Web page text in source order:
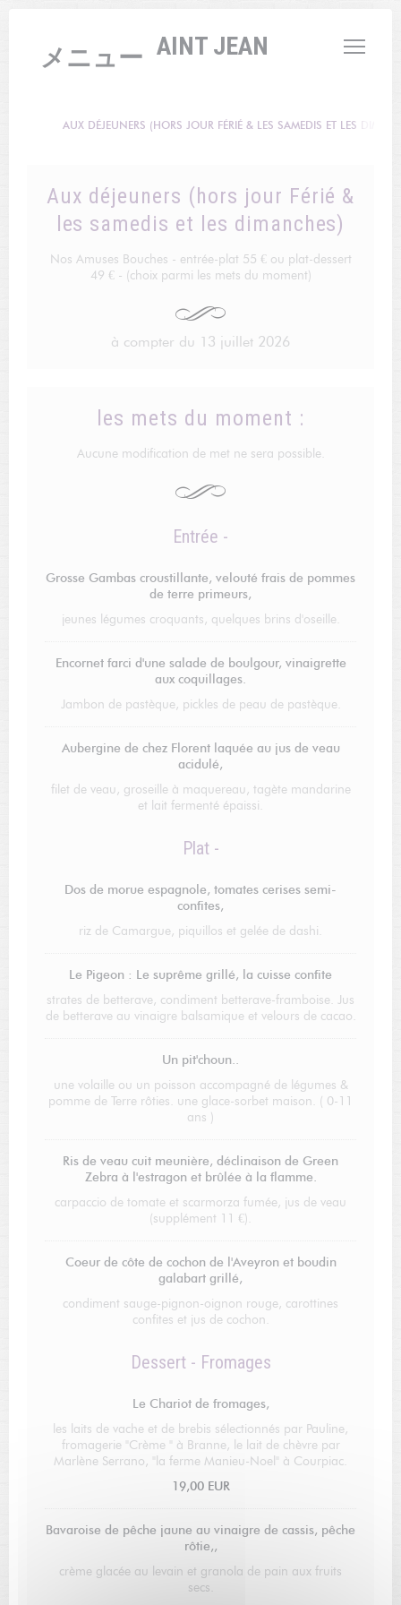
L'AUBERGE SAINT JEAN
メニュー
Aux déjeuners (hors jour Férié &
les samedis et les dimanches)
Nos Amuses Bouches - entrée-plat 55 € ou plat-dessert
49 € - (choix parmi les mets du moment)
à compter du 13 juillet 2026
les mets du moment :
Aucune modification de met ne sera possible.
Entrée -
Grosse Gambas croustillante, velouté frais de pommes
de terre primeurs,
jeunes légumes croquants, quelques brins d'oseille.
Encornet farci d'une salade de boulgour, vinaigrette
aux coquillages.
Jambon de pastèque, pickles de peau de pastèque.
Aubergine de chez Florent laquée au jus de veau
acidulé,
filet de veau, groseille à maquereau, tagète mandarine
et lait fermenté épaissi.
Plat -
Dos de morue espagnole, tomates cerises semi-
confites,
riz de Camargue, piquillos et gelée de dashi.
Le Pigeon : Le suprême grillé, la cuisse confite
strates de betterave, condiment betterave-framboise. Jus
de betterave au vinaigre balsamique et velours de cacao.
Un pit'choun..
une volaille ou un poisson accompagné de légumes &
pomme de Terre rôties. une glace-sorbet maison. ( 0-11
ans )
Ris de veau cuit meunière, déclinaison de Green
Zebra à l'estragon et brûlée à la flamme.
carpaccio de tomate et scarmorza fumée, jus de veau
(supplément 11 €).
Coeur de côte de cochon de l'Aveyron et boudin
galabart grillé,
condiment sauge-pignon-oignon rouge, carottines
confites et jus de cochon.
Dessert - Fromages
Le Chariot de fromages,
les laits de vache et de brebis sélectionnés par Pauline,
fromagerie "Crème " à Branne, le lait de chèvre par
Marlène Serrano, "la ferme Manieu-Noel" à Courpiac.
19,00 EUR
Bavaroise de pêche jaune au vinaigre de cassis, pêche
rôtie,,
crème glacée au levain et granola de pain aux fruits
secs.
AUX DÉJEUNERS (HORS JOUR FÉRIÉ & LES SAMEDIS ET LES